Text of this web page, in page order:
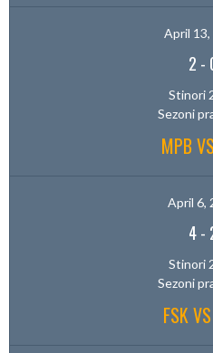
April
2 -
Stinori
Sezoni
MPB
April 6,
4-
Stinori
Sezoni
FSK